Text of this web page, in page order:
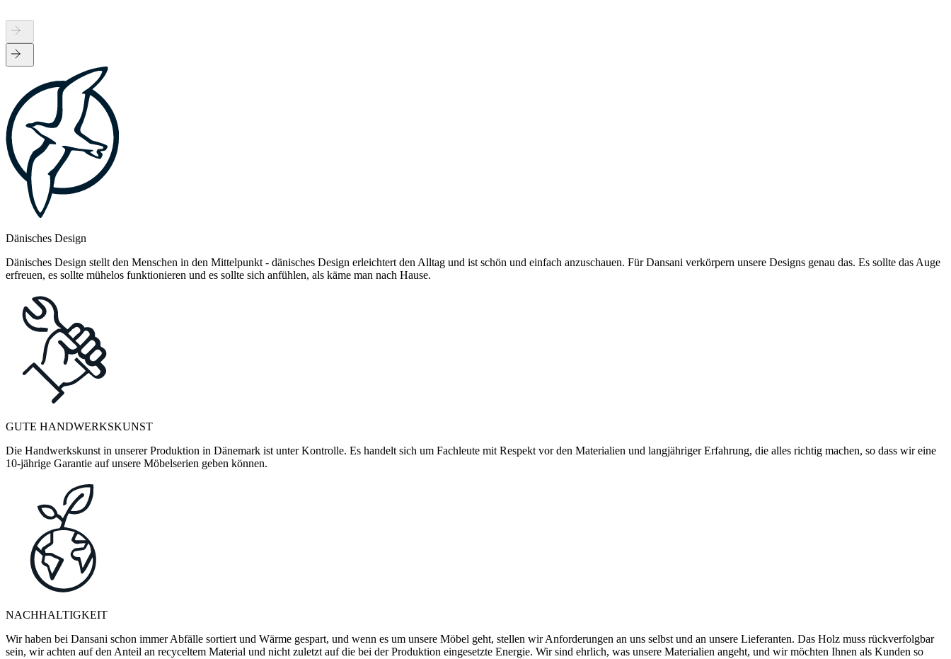
Dänisches Design
Dänisches Design stellt den Menschen in den Mittelpunkt - dänisches Design erleichtert den Alltag und ist schön und einfach anzuschauen. Für Dansani verkörpern unsere Designs genau das. Es sollte das Auge
erfreuen, es sollte mühelos funktionieren und es sollte sich anfühlen, als käme man nach Hause.
GUTE HANDWERKSKUNST
Die Handwerkskunst in unserer Produktion in Dänemark ist unter Kontrolle. Es handelt sich um Fachleute mit Respekt vor den Materialien und langjähriger Erfahrung, die alles richtig machen, so dass wir eine
10-jährige Garantie auf unsere Möbelserien geben können.
NACHHALTIGKEIT
Wir haben bei Dansani schon immer Abfälle sortiert und Wärme gespart, und wenn es um unsere Möbel geht, stellen wir Anforderungen an uns selbst und an unsere Lieferanten. Das Holz muss rückverfolgbar
sein, wir achten auf den Anteil an recyceltem Material und nicht zuletzt auf die bei der Produktion eingesetzte Energie. Wir sind ehrlich, was unsere Materialien angeht, und wir möchten Ihnen als Kunden so